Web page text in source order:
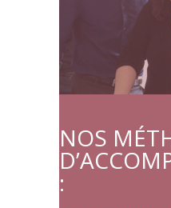
NOS
: